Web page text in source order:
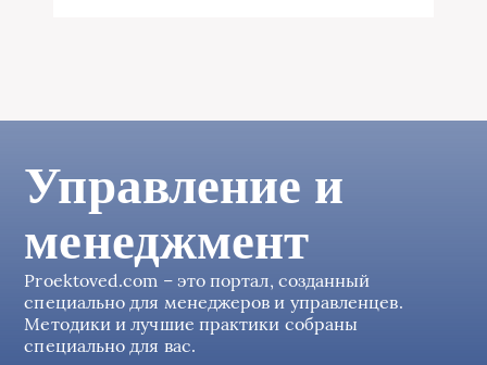
Управление и
менеджмент
Proektoved.com – это портал, созданный
специально для менеджеров и управленцев.
Методики и лучшие практики собраны
специально для вас.